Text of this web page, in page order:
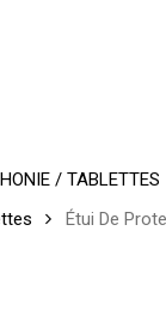
/ TABLETTES
Étui De